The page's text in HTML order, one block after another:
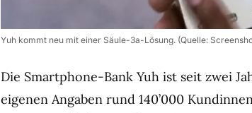
Yuh kommt neu mit einer Säule-3a-Lösung. (Quelle:
Die Smartphone-Bank Yuh ist seit zwei
eigenen Angaben rund 140’000